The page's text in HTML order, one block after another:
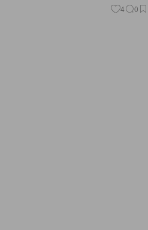
4 0